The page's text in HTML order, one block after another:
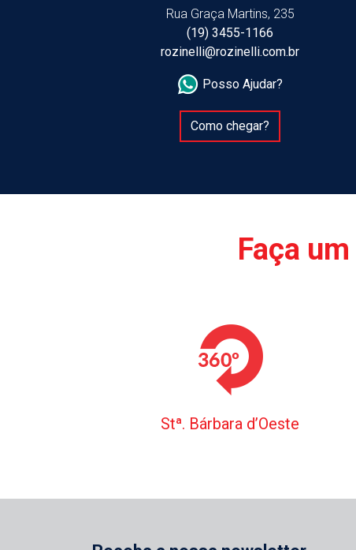
Rua Graça Martins, 235
(19) 3455-1166
rozinelli@rozinelli.com.br
Posso Ajudar?
Como chegar?
Faça
Stª. Bárbara d’Oeste